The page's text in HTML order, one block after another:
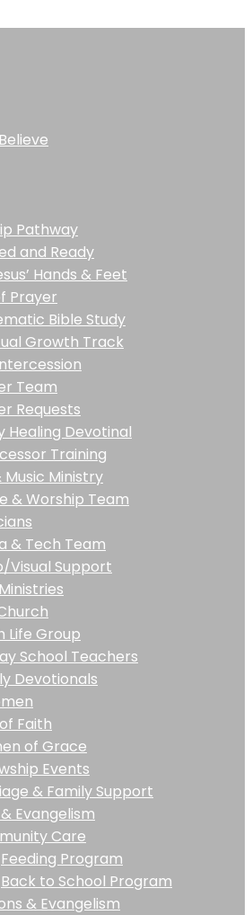
Pathway
and Ready
Hands & Feet
Prayer
Bible Study
Growth Track
Team
Requests
Healing Devotinal
Training
Ministry
& Worship Team
& Tech Team
Visual Support
Life Group
School Teachers
Devotionals
Faith
of Grace
Events
& Family Support
Evangelism
Care
Feeding Program
Back to School Program
& Evangelism